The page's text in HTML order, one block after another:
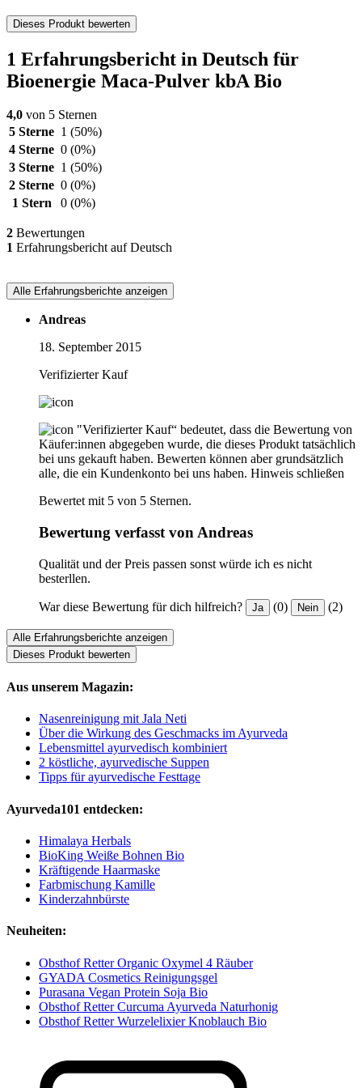
Dieses Produkt bewerten
1 Erfahrungsbericht in Deutsch für
Bioenergie Maca-Pulver kbA Bio
4,0 von 5 Sternen
5 Sterne 1 (50%)
4 Sterne 0 (0%)
3 Sterne 1 (50%)
2 Sterne 0 (0%)
1 Stern
0 (0%)
2 Bewertungen
1 Erfahrungsbericht auf Deutsch
Alle Erfahrungsberichte anzeigen
Andreas
18. September 2015
Verifizierter Kauf
"Verifizierter Kauf“ bedeutet, dass die Bewertung von
Käufer:innen abgegeben wurde, die dieses Produkt tatsächlich
bei uns gekauft haben. Bewerten können aber grundsätzlich
alle, die ein Kundenkonto bei uns haben. Hinweis schließen
Bewertet mit 5 von 5 Sternen.
Bewertung verfasst von Andreas
Qualität und der Preis passen sonst würde ich es nicht
besterllen.
War diese Bewertung für dich hilfreich? Ja (0) Nein (2)
Alle Erfahrungsberichte anzeigen
Dieses Produkt bewerten
Aus unserem Magazin:
Nasenreinigung mit Jala Neti
Über die Wirkung des Geschmacks im Ayurveda
Lebensmittel ayurvedisch kombiniert
2 köstliche, ayurvedische Suppen
Tipps für ayurvedische Festtage
Ayurveda101 entdecken:
Himalaya Herbals
BioKing Weiße Bohnen Bio
Kräftigende Haarmaske
Farbmischung Kamille
Kinderzahnbürste
Neuheiten:
Obsthof Retter Organic Oxymel 4 Räuber
GYADA Cosmetics Reinigungsgel
Purasana Vegan Protein Soja Bio
Obsthof Retter Curcuma Ayurveda Naturhonig
Obsthof Retter Wurzelelixier Knoblauch Bio